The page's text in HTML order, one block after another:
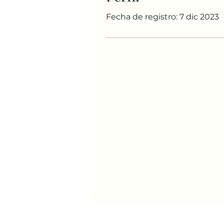
Fecha de registro: 7 dic 2023